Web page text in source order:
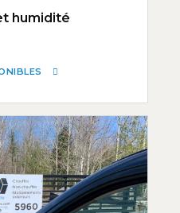
humidité